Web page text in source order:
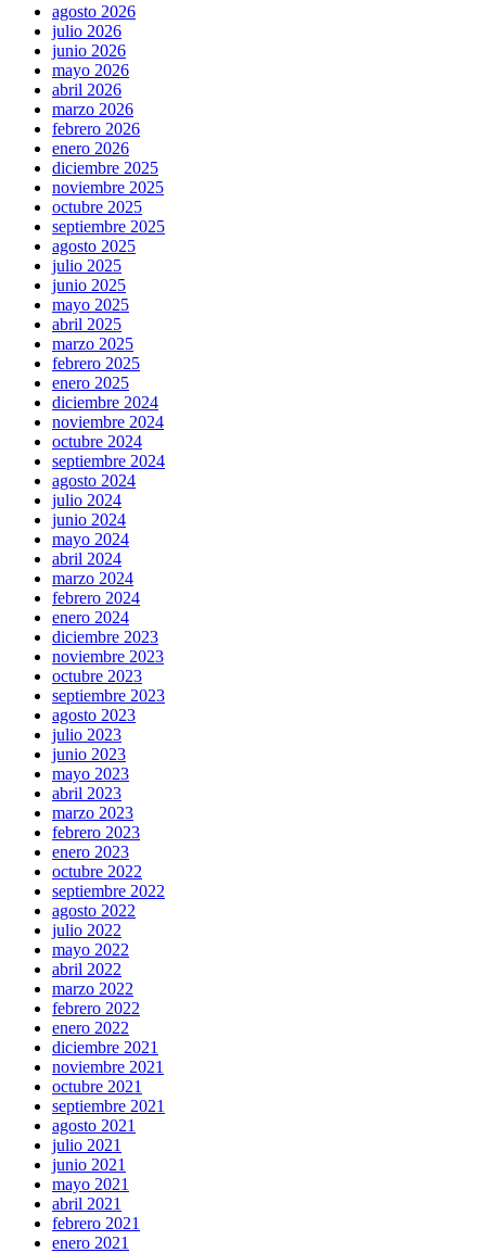
agosto 2026
julio 2026
junio 2026
mayo 2026
abril 2026
marzo 2026
febrero 2026
enero 2026
diciembre 2025
noviembre 2025
octubre 2025
septiembre 2025
agosto 2025
julio 2025
junio 2025
mayo 2025
abril 2025
marzo 2025
febrero 2025
enero 2025
diciembre 2024
noviembre 2024
octubre 2024
septiembre 2024
agosto 2024
julio 2024
junio 2024
mayo 2024
abril 2024
marzo 2024
febrero 2024
enero 2024
diciembre 2023
noviembre 2023
octubre 2023
septiembre 2023
agosto 2023
julio 2023
junio 2023
mayo 2023
abril 2023
marzo 2023
febrero 2023
enero 2023
octubre 2022
septiembre 2022
agosto 2022
julio 2022
mayo 2022
abril 2022
marzo 2022
febrero 2022
enero 2022
diciembre 2021
noviembre 2021
octubre 2021
septiembre 2021
agosto 2021
julio 2021
junio 2021
mayo 2021
abril 2021
febrero 2021
enero 2021